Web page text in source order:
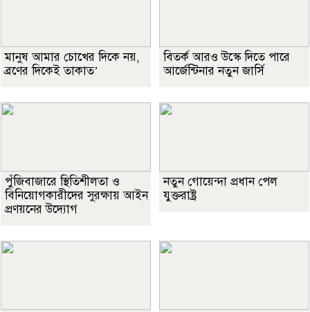
মানুষ আমার চোখের দিকে নয়,
ব্রণের দিকেই তাকাত’
বিতর্ক আরও উস্কে দিতে পারে
আর্জেন্টিনার নতুন জার্সি
পুঁজিবাজারে স্থিতিশীলতা ও
বিনিয়োগকারীদের সুরক্ষায় আইন
প্রণয়নের উদ্যোগ
নতুন গোয়েন্দা প্রধান পেল
যুক্তরাষ্ট্র